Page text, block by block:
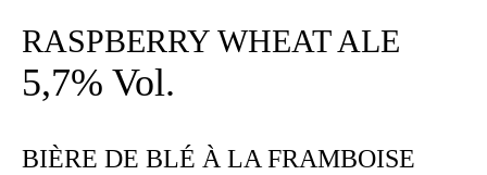
RASPBERRY WHEAT ALE
5,7% Vol.
BIÈRE DE BLÉ À LA FRAMBOISE